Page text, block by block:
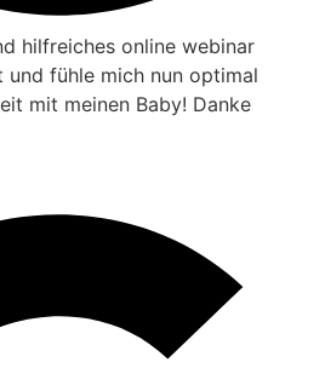
hilfreiches online webinar
fühle mich nun optimal
mit meinen Baby! Danke